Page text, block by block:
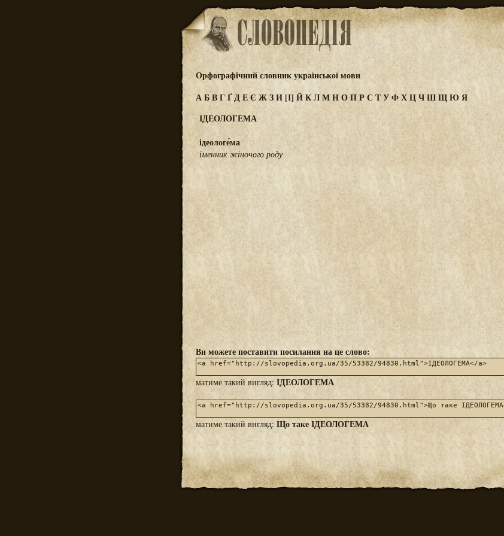
Орфографічний словник української мови
АБВГҐДЕЄ ЖЗИ [І] ЙКЛМНОПРС ТУФХЦЧШЩЮ Я
ІДЕОЛОГЕМА
ідеологе́ма
іменник жіночого роду
Ви можете поставити посилання на це слово:
матиме такий вигляд: ІДЕОЛОГЕМА
матиме такий вигляд: Що таке ІДЕОЛОГЕМА